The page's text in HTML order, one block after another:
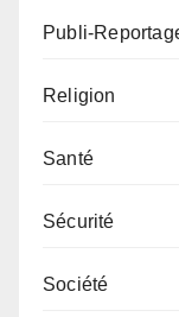
Publi-
Religion
Santé
Sécurité
Société